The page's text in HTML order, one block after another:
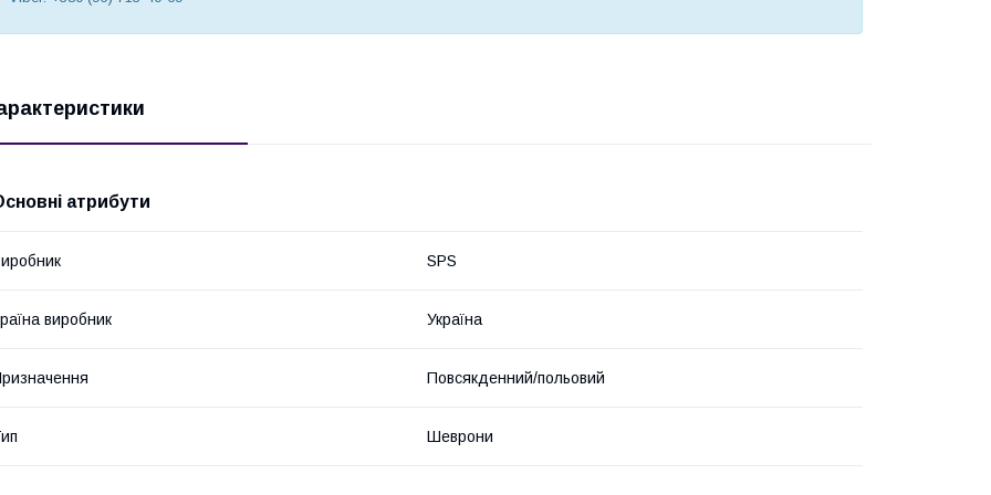
атрибути
SPS
виробник Україна
Повсякденний/польовий
Шеврони